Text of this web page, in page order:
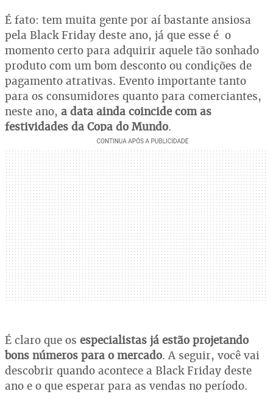
É fato: tem muita gente por aí bastante ansiosa
pela Black Friday deste ano, já que esse é o
momento certo para adquirir aquele tão sonhado
produto com um bom desconto ou condições de
pagamento atrativas. Evento importante tanto
para os consumidores quanto para comerciantes,
neste ano, a data ainda coincide com as
festividades da Copa do Mundo.
É claro que os especialistas já estão projetando
bons números para o mercado. A seguir, você vai
descobrir quando acontece a Black Friday deste
ano e o que esperar para as vendas no período.